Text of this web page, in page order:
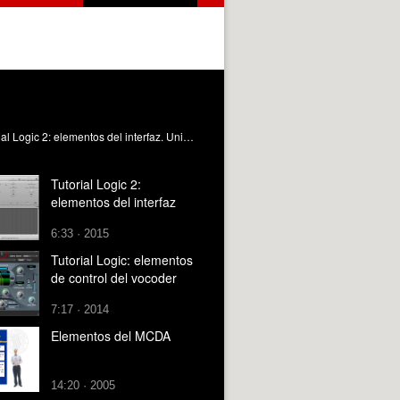
Tutorial del programa de edición de audio Logic Pro 9. Elementos de manejo de la interfaz Payri Lambert, BG. (2011). Tutorial Logic 2: elementos del interfaz. Universitat Politècnica de València. https://riunet.upv.es/handle/10251/10831
Tutorial Logic 2:
elementos del interfaz
6:33 · 2015
Tutorial Logic: elementos
de control del vocoder
7:17 · 2014
Elementos del MCDA
14:20 · 2005